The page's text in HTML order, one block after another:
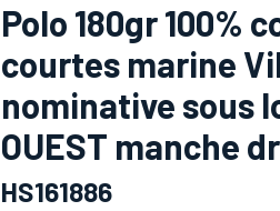
Polo 180gr 100%
courtes marine
nominative sous
OUEST manche
HS161886